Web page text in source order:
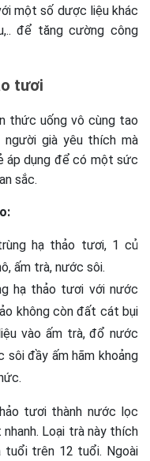
một số dược liệu khác
để tăng cường công
tươi
thức uống vô cùng tao
già yêu thích mà
áp dụng để có một sức
sắc.
hạ thảo tươi, 1 củ
ấm trà, nước sôi.
hạ thảo tươi với nước
không còn đất cát bụi
vào ấm trà, đổ nước
đầy ấm hãm khoảng
tươi thành nước lọc
Loại trà này thích
tuổi trên 12 tuổi. Ngoài